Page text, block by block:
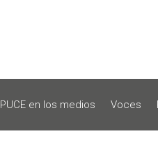
PUCE en los medios Voces